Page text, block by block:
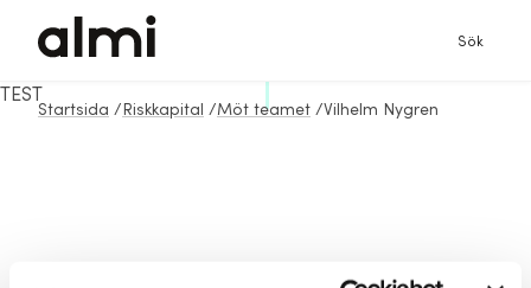
Sök
Startsida / Riskkapital /Möt teamet /Vilhelm Nygren
TEST